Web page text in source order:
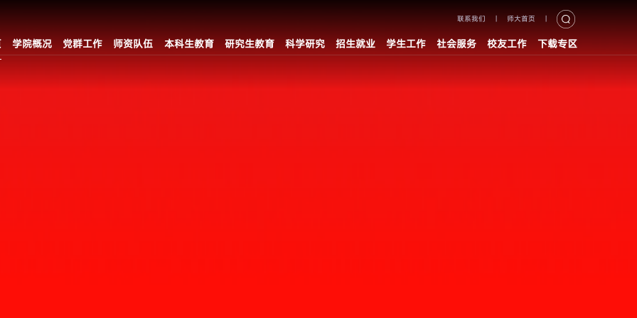
联系我们 师大首页
学院概况 党群工作 师资队伍 本科生教育 研究生教育 科学研究 招生就业 学生工作 社会服务 校友工作 下载专区